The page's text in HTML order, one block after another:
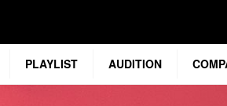
PLAYLIST AUDITION